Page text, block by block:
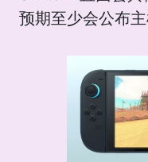
预期至少会公布